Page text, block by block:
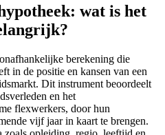
wat is het
berekening die
in de positie en kansen van een
Dit instrument beoordeelt
en het
flexwerkers, door hun
vijf jaar in kaart te brengen.